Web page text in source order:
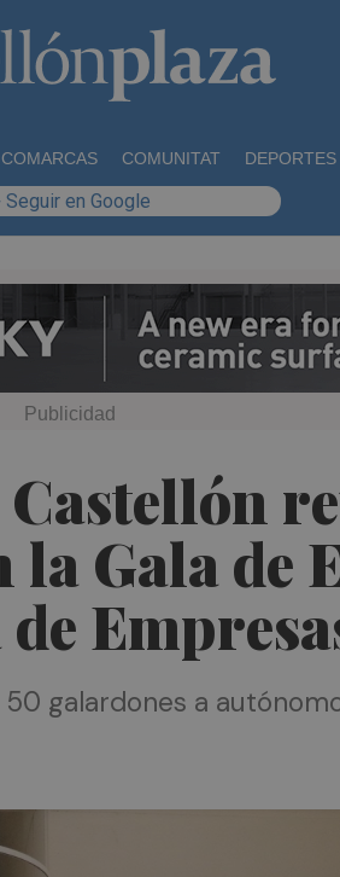
COMARCAS COMUNITAT DEPORTES
Seguir en Google
la Gala de
galardones a